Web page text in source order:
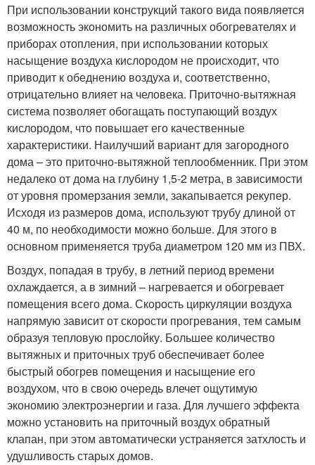
При использовании конструкций такого вида появляется
возможность экономить на различных обогревателях и
приборах отопления, при использовании которых
насыщение воздуха кислородом не происходит, что
приводит к обеднению воздуха и, соответственно,
отрицательно влияет на человека. Приточно-вытяжная
система позволяет обогащать поступающий воздух
кислородом, что повышает его качественные
характеристики. Наилучший вариант для загородного
дома – это приточно-вытяжной теплообменник. При этом
недалеко от дома на глубину 1,5-2 метра, в зависимости
от уровня промерзания земли, закапывается рекупер.
Исходя из размеров дома, используют трубу длиной от
40 м, по необходимости можно больше. Для этого в
основном применяется труба диаметром 120 мм из ПВХ.
Воздух, попадая в трубу, в летний период времени
охлаждается, а в зимний – нагревается и обогревает
помещения всего дома. Скорость циркуляции воздуха
напрямую зависит от скорости прогревания, тем самым
образуя тепловую прослойку. Большее количество
вытяжных и приточных труб обеспечивает более
быстрый обогрев помещения и насыщение его
воздухом, что в свою очередь влечет ощутимую
экономию электроэнергии и газа. Для лучшего эффекта
можно установить на приточный воздух обратный
клапан, при этом автоматически устраняется затхлость и
удушливость старых домов.